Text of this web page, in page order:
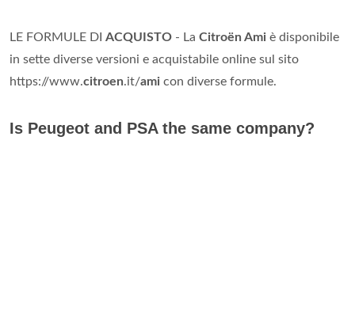
LE FORMULE DI ACQUISTO - La Citroën Ami è disponibile
in sette diverse versioni e acquistabile online sul sito
https://www.citroen.it/ami con diverse formule.
Is Peugeot and PSA the same company?